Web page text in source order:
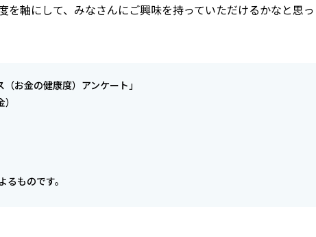
軸にして、みなさんにご興味を持っていただけるかなと思っ
お金の健康度）アンケート」
ものです。